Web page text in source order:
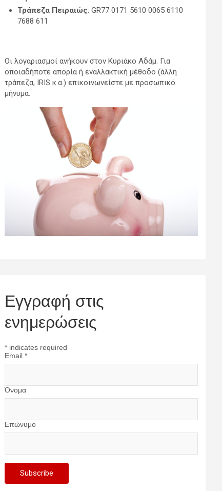
Τράπεζα Πειραιώς: GR77 0171 5610 0065 6110
7688 611
Οι λογαριασμοί ανήκουν στον Κυριάκο Αδάμ. Για
οποιαδήποτε απορία ή εναλλακτική μέθοδο (άλλη
τράπεζα, IRIS κ.α.) επικοινωνείστε με προσωπικό
μήνυμα.
Εγγραφή στις
ενημερώσεις
* indicates required
Email*
Όνομα
Επώνυμο